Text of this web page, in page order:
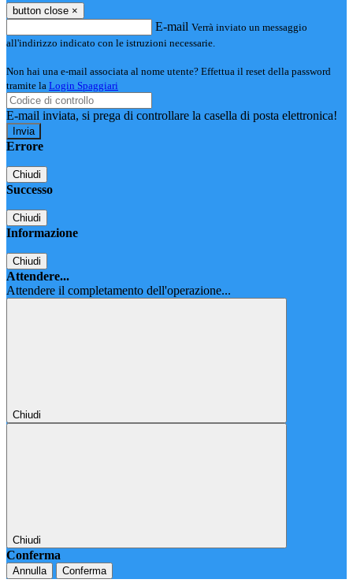
button close ×
E-mail Verrà inviato un messaggio
all'indirizzo indicato con le istruzioni necessarie.
Non hai una e-mail associata al nome utente? Effettua il reset della password
tramite la Login Spaggiari
E-mail inviata, si prega di controllare la casella di posta elettronica!
Errore
Chiudi
Successo
Chiudi
Informazione
Chiudi
Attendere...
Attendere il completamento dell'operazione...
Chiudi
Chiudi
Conferma
Annulla Conferma